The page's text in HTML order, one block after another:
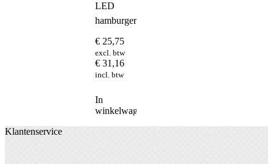
LED
hamburgerachterlicht
€ 25,75
excl. btw
€ 31,16
incl. btw
In
winkelwagen
Klantenservice